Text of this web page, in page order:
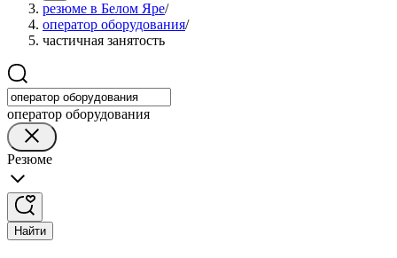
резюме в Белом Яре/
оператор оборудования/
частичная занятость
оператор оборудования
Резюме
Найти